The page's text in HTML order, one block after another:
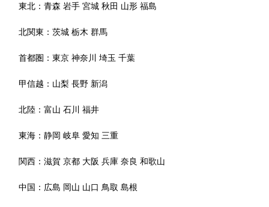
東北：青森 岩手 宮城 秋田 山形 福島
北関東：茨城 栃木 群馬
首都圏：東京 神奈川 埼玉 千葉
甲信越： 山梨 長野 新潟
北陸：富山 石川 福井
東海：静岡 岐阜 愛知 三重
関西：滋賀 京都 大阪 兵庫 奈良 和歌山
中国： 広島 岡山 山口 鳥取 島根